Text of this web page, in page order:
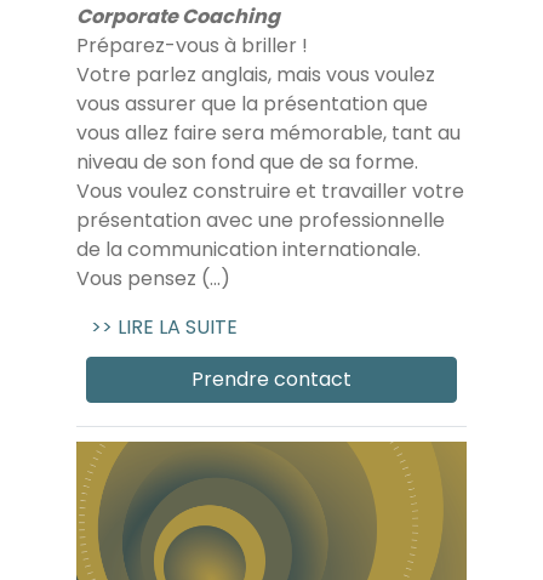
Corporate Coaching
Préparez-vous à briller !
Votre parlez anglais, mais vous voulez
vous assurer que la présentation que
vous allez faire sera mémorable, tant au
niveau de son fond que de sa forme.
Vous voulez construire et travailler votre
présentation avec une professionnelle
de la communication internationale.
Vous pensez (...)
>> LIRE LA SUITE
Prendre contact